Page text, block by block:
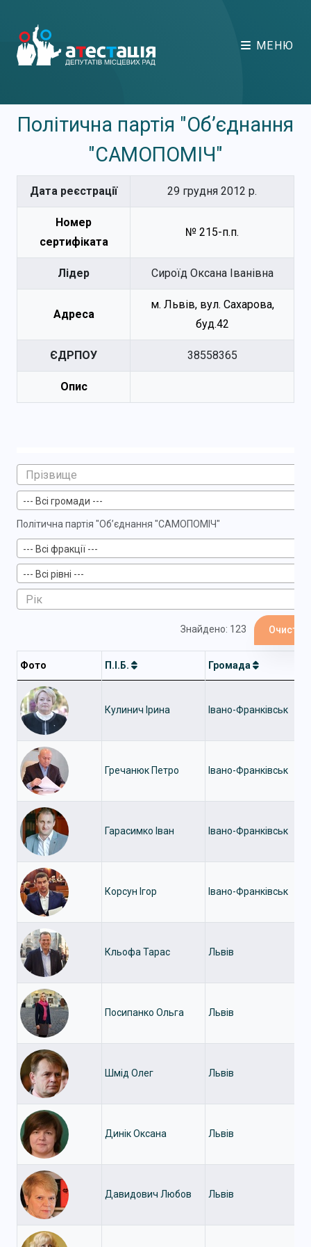
МЕНЮ
Політична партія "Об’єднання
"САМОПОМІЧ"
Дата реєстрації 29 грудня 2012 р.
Номер
сертифіката
№ 215-п.п.
Лідер Сироїд Оксана Іванівна
Адреса
м. Львів, вул. Сахарова,
буд.42
ЄДРПОУ 38558365
Опис
--- Всі громади ---
Політична партія "Об’єднання "САМОПОМІЧ"
--- Всі фракції ---
--- Всі рівні ---
Знайдено: 123
Фото П.І.Б. Громада
Кулинич Ірина Івано-Франківськ
Гречанюк Петро Івано-Франківськ
Гарасимко Іван Івано-Франківськ
Корсун Ігор Івано-Франківськ
Кльофа Тарас Львів
Посипанко Ольга Львів
Шмід Олег Львів
Динік Оксана Львів
Давидович Любов Львів